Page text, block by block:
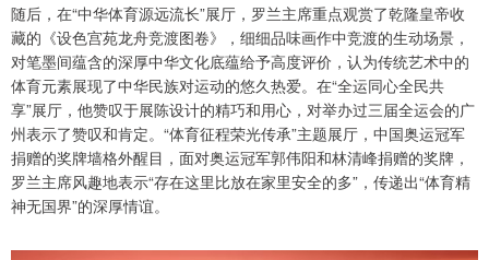
随后，在“中华体育源远流长”展厅，罗兰主席重点观赏了乾隆皇帝收
藏的《设色宫苑龙舟竞渡图卷》，细细品味画作中竞渡的生动场景，
对笔墨间蕴含的深厚中华文化底蕴给予高度评价，认为传统艺术中的
体育元素展现了中华民族对运动的悠久热爱。在“全运同心全民共
享”展厅，他赞叹于展陈设计的精巧和用心，对举办过三届全运会的广
州表示了赞叹和肯定。“体育征程荣光传承”主题展厅，中国奥运冠军
捐赠的奖牌墙格外醒目，面对奥运冠军郭伟阳和林清峰捐赠的奖牌，
罗兰主席风趣地表示“存在这里比放在家里安全的多”，传递出“体育精
神无国界”的深厚情谊。